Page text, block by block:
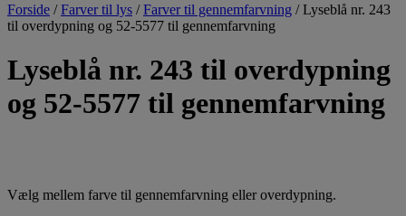
Forside /Farver til lys /Farver til gennemfarvning /Lyseblå nr. 243
til overdypning og 52-5577 til gennemfarvning
Lyseblå nr. 243 til overdypning
og 52-5577 til gennemfarvning
Vælg mellem farve til gennemfarvning eller overdypning.